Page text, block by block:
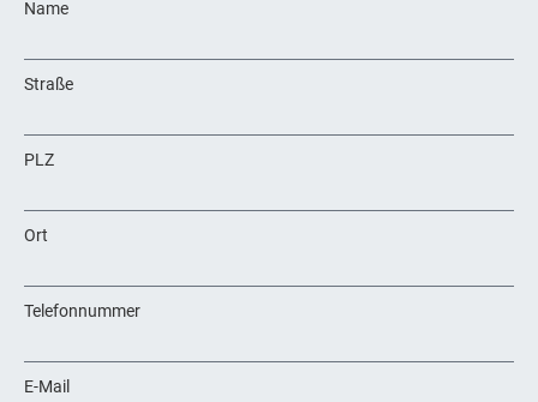
Name
Straße
PLZ
Ort
Telefonnummer
E-Mail